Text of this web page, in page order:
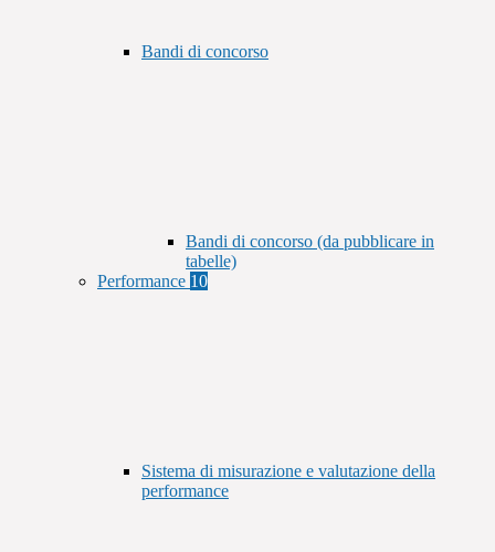
Bandi di concorso
Bandi di concorso (da pubblicare in
tabelle)
Performance 10
Sistema di misurazione e valutazione della
performance